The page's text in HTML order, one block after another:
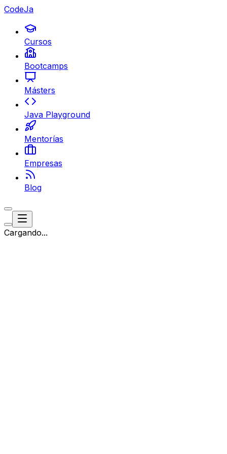
CodeJa
Cursos
Bootcamps
Másters
Java Playground
Mentorías
Empresas
Blog
Cargando...